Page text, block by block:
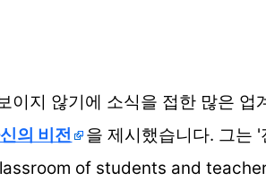
지 않기에 소식을 접한 많은
의 비전
을 제시했습니다. 그는
of students and